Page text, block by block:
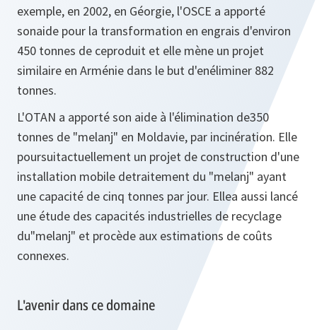
exemple, en 2002, en Géorgie, l'OSCE a apporté
sonaide pour la transformation en engrais d'environ
450 tonnes de ceproduit et elle mène un projet
similaire en Arménie dans le but d'enéliminer 882
tonnes.
L'OTAN a apporté son aide à l'élimination de350
tonnes de "melanj" en Moldavie, par incinération. Elle
poursuitactuellement un projet de construction d'une
installation mobile detraitement du "melanj" ayant
une capacité de cinq tonnes par jour. Ellea aussi lancé
une étude des capacités industrielles de recyclage
du"melanj" et procède aux estimations de coûts
connexes.
L'avenir dans ce domaine